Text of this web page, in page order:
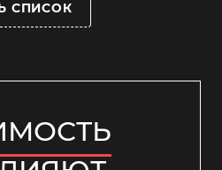
СПИСОК